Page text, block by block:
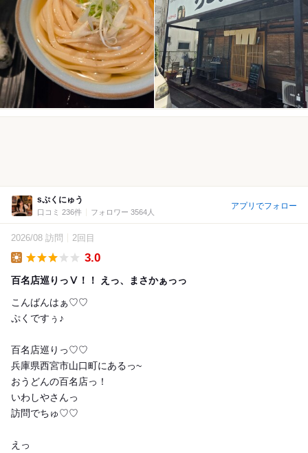
sぷくにゅう
口コミ 236件 フォロワー 3564人
アプリでフォロー
2026/08 訪問 2回目
3.0
百名店巡りっⅤ！！ えっ、まさかぁっっ
こんばんはぁ♡♡
ぷくですぅ♪
百名店巡りっ♡♡
兵庫県西宮市山口町にあるっ~
おうどんの百名店っ！
いわしやさんっ
訪問でちゅ♡♡
えっ